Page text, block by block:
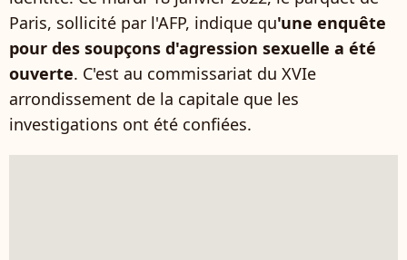
Paris, sollicité par l'AFP, indique qu'une enquête
pour des soupçons d'agression sexuelle a été
ouverte. C'est au commissariat du XVIe
arrondissement de la capitale que les
investigations ont été confiées.